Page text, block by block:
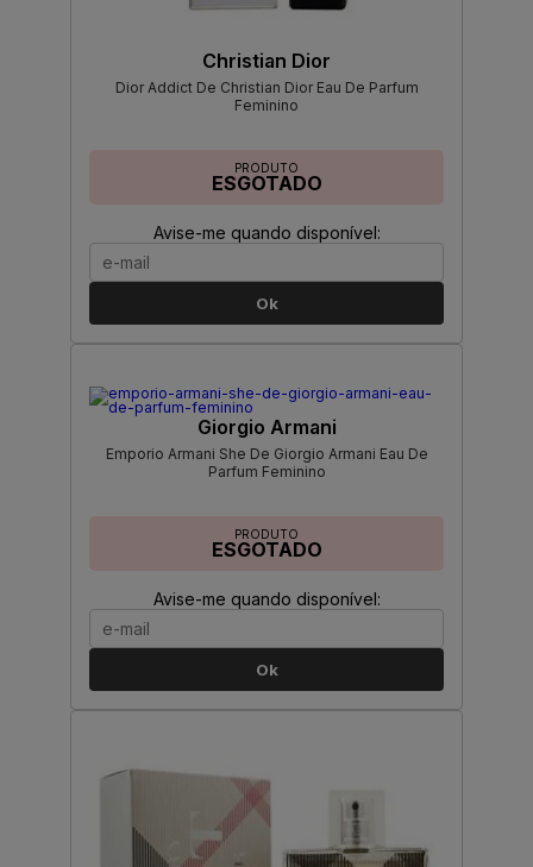
Christian Dior
Dior Addict De Christian Dior Eau De Parfum
Feminino
PRODUTO
ESGOTADO
Avise-me quando disponível:
Ok
Giorgio Armani
Emporio Armani She De Giorgio Armani Eau De
Parfum Feminino
PRODUTO
ESGOTADO
Avise-me quando disponível:
Ok